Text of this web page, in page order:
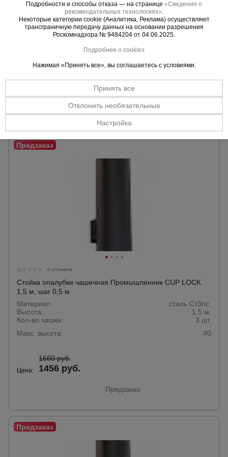
Материал:
сталь
ГОСТ 10704.
Предзаказ
0 отзывов
Стойка опалубки чашечная Промышленник CUP LOCK
1,5 м, шаг 0,5 м
Материал:
сталь Ст3пс.
Высота:
1,5 м.
Кол-во чашек:
3 шт.
Макс. высота:
40
Цена:
1660 руб.
1456 руб.
Предзаказ
Подробности и способы отказа — на странице «Сведения о
рекомендательных технологиях»
Некоторые категории cookie (Аналитика, Реклама) осуществляют
трансграничную передачу данных на основании разрешения
Роскомнадзора № 9484204 от 04.06.2025.
Подробнее о cookies
Нажимая «Принять все», вы соглашаетесь с условиями.
Принять все
Отклонить необязательные
Настройка